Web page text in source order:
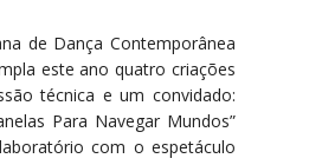
de Dança Contemporânea
este ano quatro criações
técnica e um convidado:
Para Navegar Mundos”
com o espetáculo